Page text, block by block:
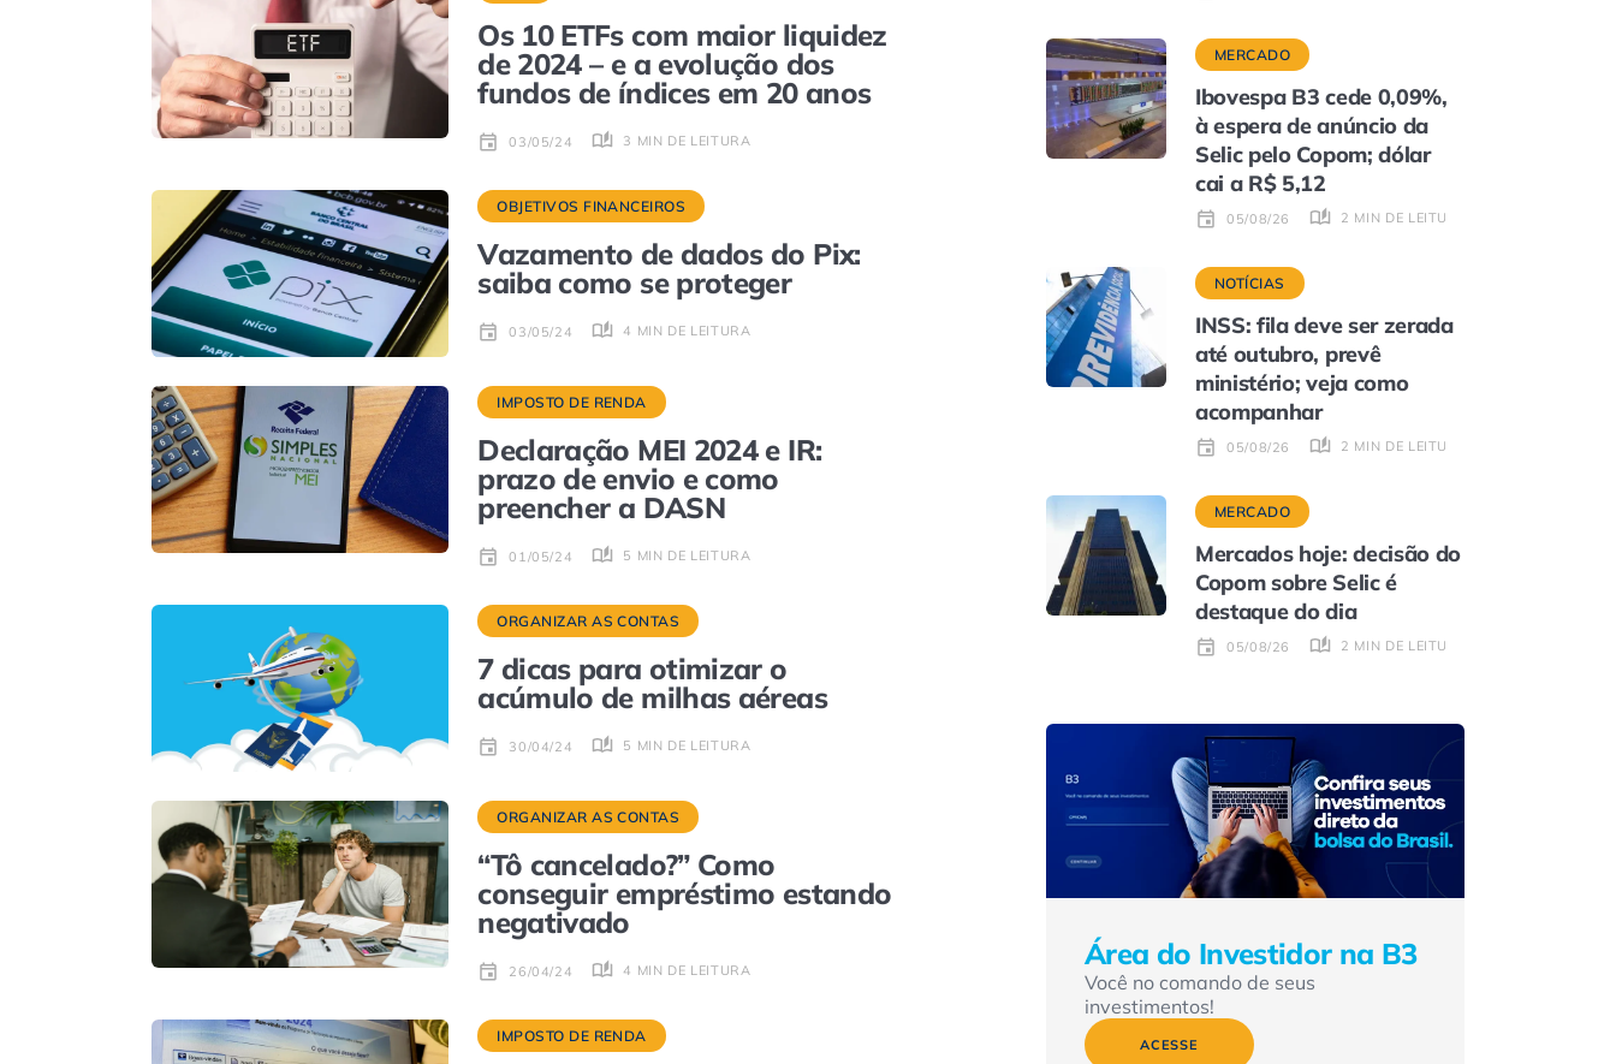
Os 10 ETFs com maior liquidez
de 2024 – e a evolução dos
fundos de índices em 20 anos
03/05/24 3 MIN DE LEITURA
OBJETIVOS FINANCEIROS
Vazamento de dados do Pix:
saiba como se proteger
03/05/24 4 MIN DE LEITURA
IMPOSTO DE RENDA
Declaração MEI 2024 e IR:
prazo de envio e como
preencher a DASN
01/05/24 5 MIN DE LEITURA
ORGANIZAR AS CONTAS
7 dicas para otimizar o
acúmulo de milhas aéreas
30/04/24 5 MIN DE LEITURA
ORGANIZAR AS CONTAS
“Tô cancelado?” Como
conseguir empréstimo estando
negativado
26/04/24 4 MIN DE LEITURA
IMPOSTO DE RENDA
MERCADO
Ibovespa B3 cede 0,09%,
à espera de anúncio da
Selic pelo Copom; dólar
cai a R$ 5,12
05/08/26 2 MIN DE LEITURA
NOTÍCIAS
INSS: fila deve ser zerada
até outubro, prevê
ministério; veja como
acompanhar
05/08/26 2 MIN DE LEITURA
MERCADO
Mercados hoje: decisão do
Copom sobre Selic é
destaque do dia
05/08/26 2 MIN DE LEITURA
Área do Investidor na B3
Você no comando de seus
investimentos!
ACESSE